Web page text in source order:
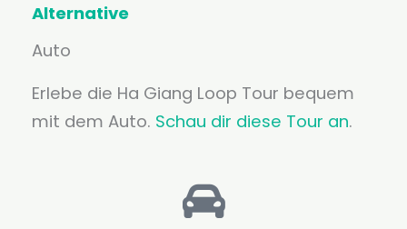
Alternative
Auto
Erlebe die Ha Giang Loop Tour bequem
mit dem Auto. Schau dir diese Tour an.